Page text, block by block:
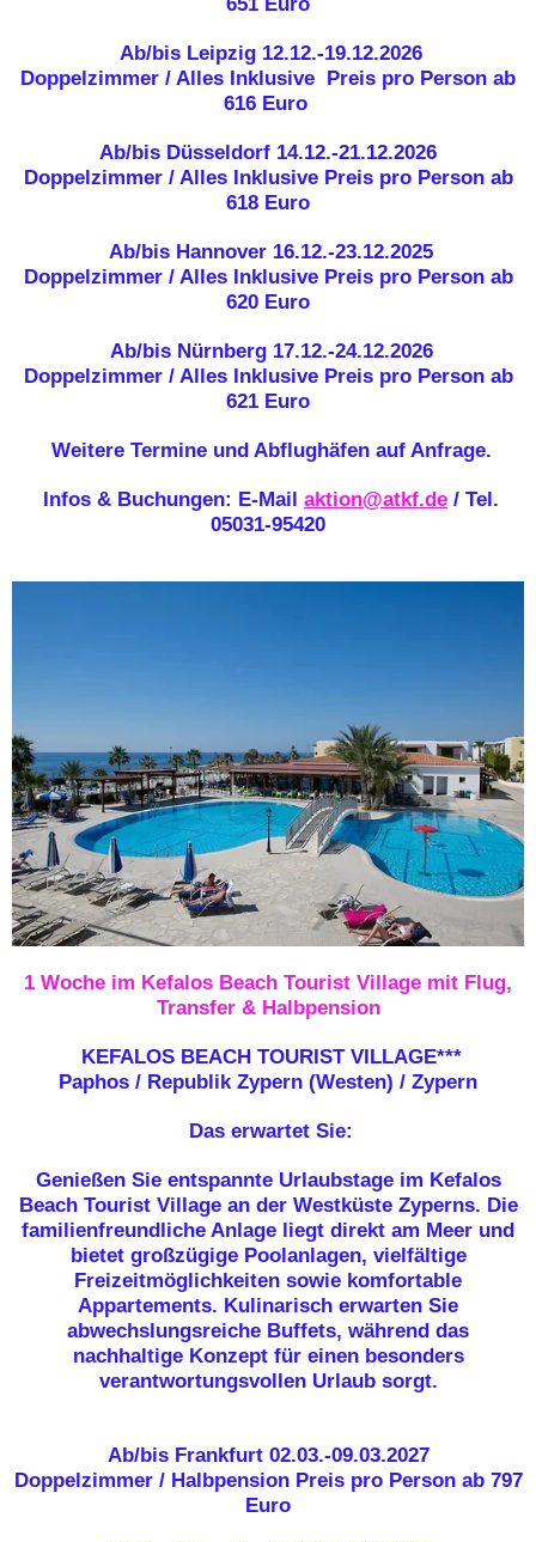
Ab/bis Leipzig 12.12.-19.12.2026
Doppelzimmer / Alles Inklusive Preis pro Person ab
616 Euro
Ab/bis Düsseldorf 14.12.-21.12.2026
Doppelzimmer / Alles Inklusive Preis pro Person ab
618 Euro
Ab/bis Hannover 16.12.-23.12.2025
Doppelzimmer / Alles Inklusive Preis pro Person ab
620 Euro
Ab/bis Nürnberg 17.12.-24.12.2026
Doppelzimmer / Alles Inklusive Preis pro Person ab
621 Euro
Weitere Termine und Abflughäfen auf Anfrage.
Infos & Buchungen: E-Mail aktion@atkf.de / Tel.
05031-95420
1 Woche im Kefalos Beach Tourist Village mit Flug,
Transfer & Halbpension
KEFALOS BEACH TOURIST VILLAGE***
Paphos / Republik Zypern (Westen) / Zypern
Das erwartet Sie:
Genießen Sie entspannte Urlaubstage im Kefalos
Beach Tourist Village an der Westküste Zyperns. Die
familienfreundliche Anlage liegt direkt am Meer und
bietet großzügige Poolanlagen, vielfältige
Freizeitmöglichkeiten sowie komfortable
Appartements. Kulinarisch erwarten Sie
abwechslungsreiche Buffets, während das
nachhaltige Konzept für einen besonders
verantwortungsvollen Urlaub sorgt.
Ab/bis Frankfurt 02.03.-09.03.2027
Doppelzimmer / Halbpension Preis pro Person ab 797
Euro